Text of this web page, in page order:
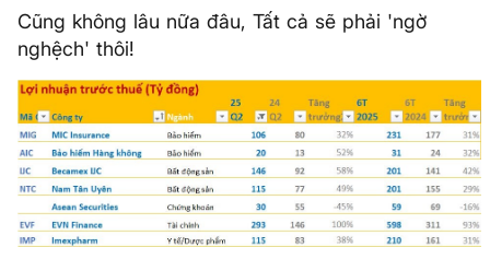
Cũng không lâu nữa đâu, Tất cả sẽ phải 'ngờ
nghệch' thôi!